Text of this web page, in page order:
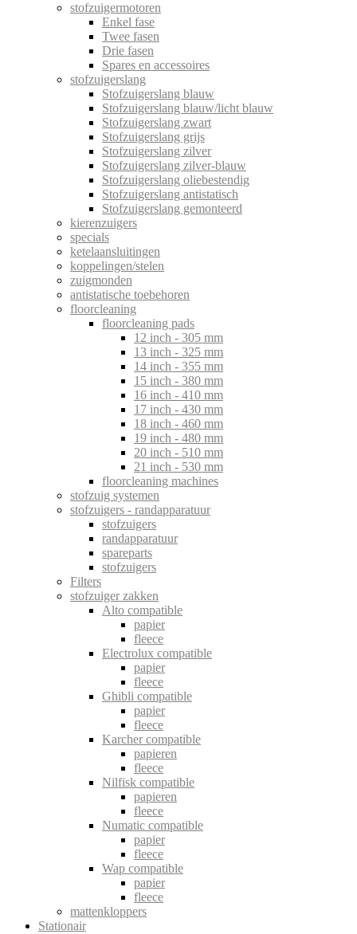
stofzuigermotoren
Enkel fase
Twee fasen
Drie fasen
Spares en accessoires
stofzuigerslang
Stofzuigerslang blauw
Stofzuigerslang blauw/licht blauw
Stofzuigerslang zwart
Stofzuigerslang grijs
Stofzuigerslang zilver
Stofzuigerslang zilver-blauw
Stofzuigerslang oliebestendig
Stofzuigerslang antistatisch
Stofzuigerslang gemonteerd
kierenzuigers
specials
ketelaansluitingen
koppelingen/stelen
zuigmonden
antistatische toebehoren
floorcleaning
floorcleaning pads
12 inch - 305 mm
13 inch - 325 mm
14 inch - 355 mm
15 inch - 380 mm
16 inch - 410 mm
17 inch - 430 mm
18 inch - 460 mm
19 inch - 480 mm
20 inch - 510 mm
21 inch - 530 mm
floorcleaning machines
stofzuig systemen
stofzuigers - randapparatuur
stofzuigers
randapparatuur
spareparts
stofzuigers
Filters
stofzuiger zakken
Alto compatible
papier
fleece
Electrolux compatible
papier
fleece
Ghibli compatible
papier
fleece
Karcher compatible
papieren
fleece
Nilfisk compatible
papieren
fleece
Numatic compatible
papier
fleece
Wap compatible
papier
fleece
mattenkloppers
Stationair